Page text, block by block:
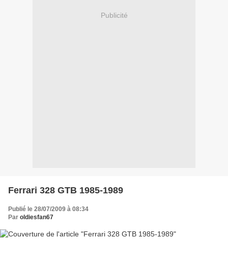
Publicité
Ferrari 328 GTB 1985-1989
Publié le 28/07/2009 à 08:34
Par oldiesfan67